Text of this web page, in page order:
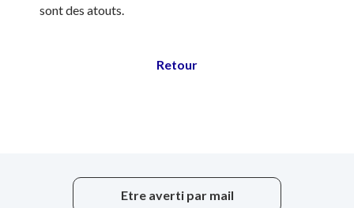
sont des atouts.
Etre averti par mail